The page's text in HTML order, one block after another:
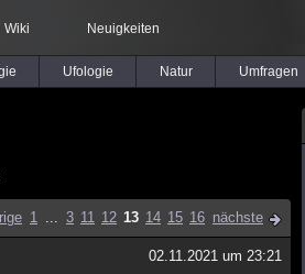
Wiki Neuigkeiten
Ufologie Natur Umfragen
1 ... 3 11 12 13 14 15 16 nächste
02.11.2021 um 23:21